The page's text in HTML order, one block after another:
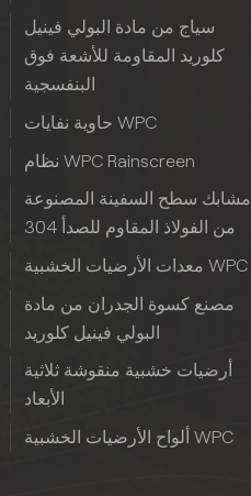
سياج من مادة البولي فينيل
كلوريد المقاومة للأشعة فوق
البنفسجية
حاوية نفايات WPC
نظام WPC Rainscreen
مشابك سطح السفينة المصنوعة
من الفولاذ المقاوم للصدأ 304
معدات الأرضيات الخشبية WPC
مصنع كسوة الجدران من مادة
البولي فينيل كلوريد
أرضيات خشبية منقوشة ثلاثية
الأبعاد
ألواح الأرضيات الخشبية WPC